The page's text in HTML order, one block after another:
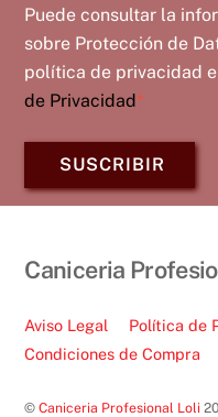
Puede consultar la
sobre Protección de
política de privacidad
de Privacidad*
SUSCRIBIR
Caniceria
Aviso Legal
Política de
Condiciones de Compra
©Caniceria Profesional Loli